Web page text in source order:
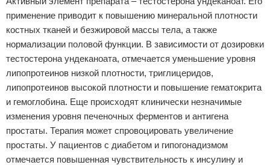
применение приводит к повышению минеральной плотности
костных тканей и безжировой массы тела, а также
нормализации половой функции. В зависимости от дозировки
тестостерона ундеканоата, отмечается уменьшение уровня
липопротеинов низкой плотности, триглицеридов,
липопротеинов высокой плотности и повышение гематокрита
и гемоглобина. Еще происходят клинически незначимые
изменения уровня печеночных ферментов и антигена
простаты. Терапия может спровоцировать увеличение
простаты. У пациентов с диабетом и гипогонадизмом
отмечается повышенная чувствительность к инсулину и